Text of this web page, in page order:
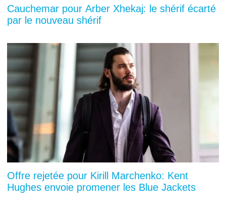
Cauchemar pour Arber Xhekaj: le shérif écarté
par le nouveau shérif
Offre rejetée pour Kirill Marchenko: Kent
Hughes envoie promener les Blue Jackets